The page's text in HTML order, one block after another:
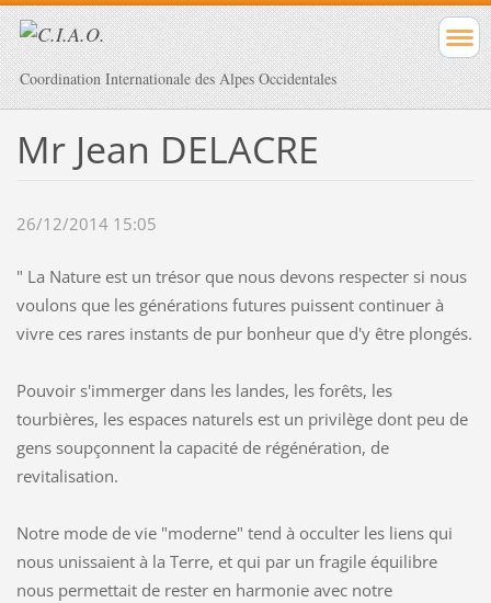
Coordination Internationale des Alpes Occidentales
Mr Jean DELACRE
26/12/2014 15:05
" La Nature est un trésor que nous devons respecter si nous
voulons que les générations futures puissent continuer à
vivre ces rares instants de pur bonheur que d'y être plongés.
Pouvoir s'immerger dans les landes, les forêts, les
tourbières, les espaces naturels est un privilège dont peu de
gens soupçonnent la capacité de régénération, de
revitalisation.
Notre mode de vie "moderne" tend à occulter les liens qui
nous unissaient à la Terre, et qui par un fragile équilibre
nous permettait de rester en harmonie avec notre